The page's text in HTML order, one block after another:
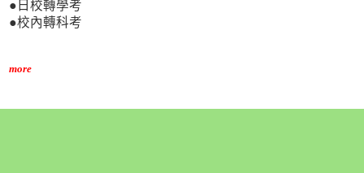
●日校轉學考
●校內轉科考
more